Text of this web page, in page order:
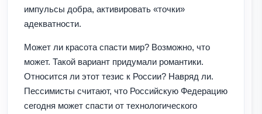
импульсы добра, активировать «точки»
адекватности.
Может ли красота спасти мир? Возможно, что
может. Такой вариант придумали романтики.
Относится ли этот тезис к России? Навряд ли.
Пессимисты считают, что Российскую Федерацию
сегодня может спасти от технологического